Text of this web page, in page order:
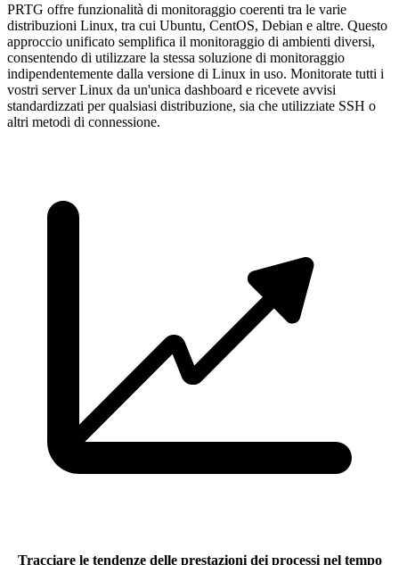
PRTG offre funzionalità di monitoraggio coerenti tra le varie
distribuzioni Linux, tra cui Ubuntu, CentOS, Debian e altre. Questo
approccio unificato semplifica il monitoraggio di ambienti diversi,
consentendo di utilizzare la stessa soluzione di monitoraggio
indipendentemente dalla versione di Linux in uso. Monitorate tutti i
vostri server Linux da un'unica dashboard e ricevete avvisi
standardizzati per qualsiasi distribuzione, sia che utilizziate SSH o
altri metodi di connessione.
Tracciare le tendenze delle prestazioni dei processi nel tempo